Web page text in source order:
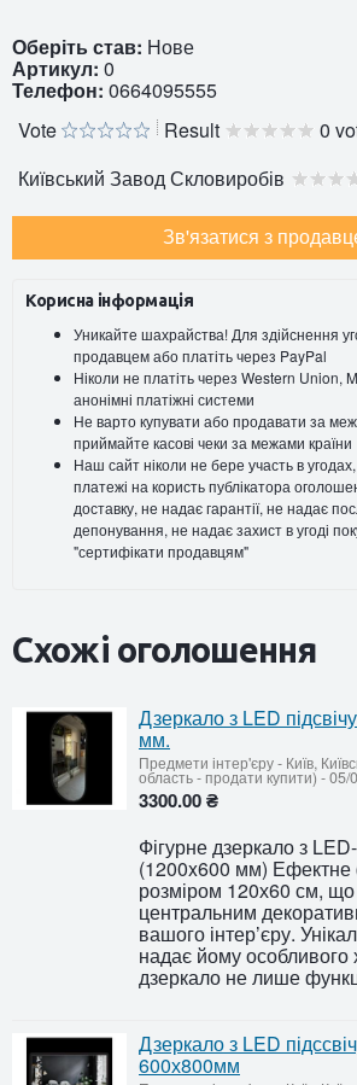
Оберіть став: Нове
Артикул: 0
Телефон: 0664095555
Vote
Result
0
Київський Завод Скловиробів
Зв'язатися з
Корисна інформація
Уникайте шахрайства! Для здійснення
продавцем або платіть через PayPal
Ніколи не платіть через Western Union,
анонімні платіжні системи
Не варто купувати або продавати за
приймайте касові чеки за межами країни
Наш сайт ніколи не бере участь в
платежі на користь публікатора
доставку, не надає гарантії, не надає
депонування, не надає захист в угоді
"сертифікати продавцям"
Схожі оголошення
Дзеркало з LED
мм.
Предмети інтер'єру- Київ,
область - продати купити)-05/
3300.00 ₴
Фігурне дзеркало з
(1200x600 мм) Ефектне
розміром 120х60 см,
центральним
вашого інтер’єру.
надає йому особливого
дзеркало не лише
Дзеркало з LED
600х800мм